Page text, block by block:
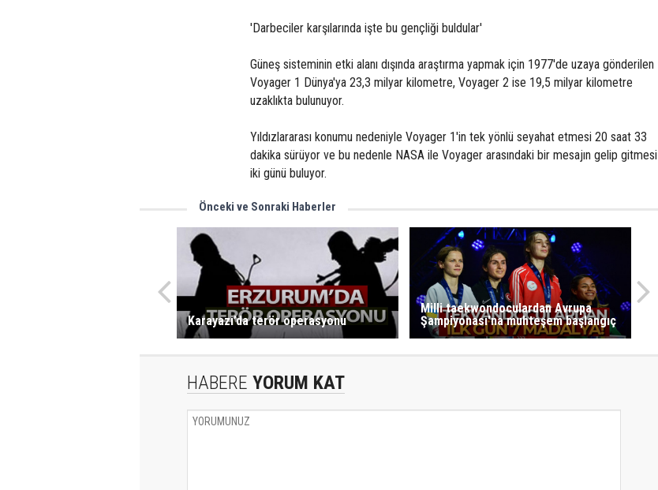
'Darbeciler karşılarında işte bu gençliği buldular'
Güneş sisteminin etki alanı dışında araştırma yapmak için 1977'de uzaya gönderilen
Voyager 1 Dünya'ya 23,3 milyar kilometre, Voyager 2 ise 19,5 milyar kilometre
uzaklıkta bulunuyor.
Yıldızlararası konumu nedeniyle Voyager 1'in tek yönlü seyahat etmesi 20 saat 33
dakika sürüyor ve bu nedenle NASA ile Voyager arasındaki bir mesajın gelip gitmesi
iki günü buluyor.
Önceki ve Sonraki Haberler
Karayazı’da terör operasyonu
Milli taekwondoculardan Avrupa
Şampiyonası'na muhteşem başlangıç
HABERE YORUM KAT